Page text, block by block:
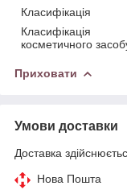
Класифікація
Класифікація
косметичного
Приховати
Умови доставки
Доставка
Нова Пошта